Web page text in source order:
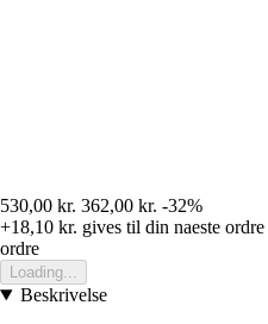
530,00 kr. 362,00 kr. -32%
+18,10 kr. gives til din naeste ordre
ordre
Loading...
Beskrivelse